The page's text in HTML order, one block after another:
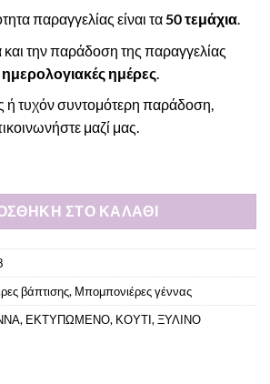
παραγγελίας είναι τα50 τεμάχια.
και την παράδοση της παραγγελίας
ημέρες.
ή τυχόν συντομότερη παράδοση,
μαζί μας.
ΣΤΟ ΚΑΛΆΘΙ
βάπτισης, Μπομπονιέρες γέννας
, ΕΚΤΥΠΩΜΕΝΟ, ΚΟΥΤΙ, ΞΥΛΙΝΟ